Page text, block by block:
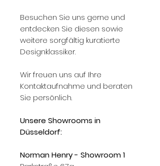
Besuchen Sie uns gerne und
entdecken Sie diesen sowie
weitere sorgfältig kuratierte
Designklassiker.
Wir freuen uns auf Ihre
Kontaktaufnahme und beraten
Sie persönlich.
Unsere Showrooms in
Düsseldorf:
Norman Henry - Showroom 1